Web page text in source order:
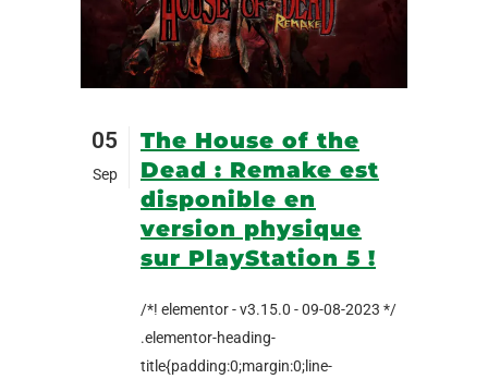
05
Sep
The House of the
Dead : Remake est
disponible en
version physique
sur PlayStation 5 !
/*! elementor - v3.15.0 - 09-08-2023 */
.elementor-heading-
title{padding:0;margin:0;line-